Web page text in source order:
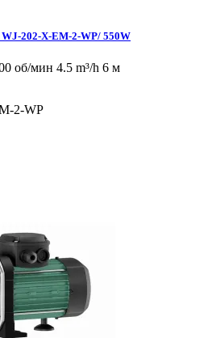
202-X-EM-2-WP/ 550W
об/мин 4.5 m³/h 6 м
2-WP